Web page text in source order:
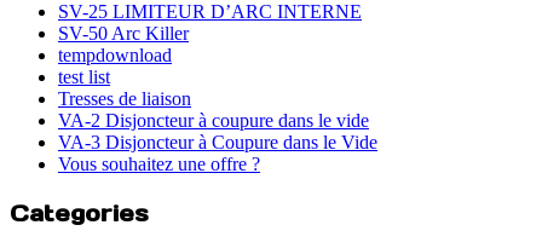
SV-25 LIMITEUR D’ARC INTERNE
SV-50 Arc Killer
tempdownload
test list
Tresses de liaison
VA-2 Disjoncteur à coupure dans le vide
VA-3 Disjoncteur à Coupure dans le Vide
Vous souhaitez une offre ?
Categories